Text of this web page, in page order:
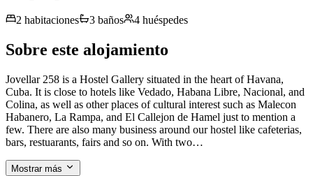
2 habitaciones 3 baños 4 huéspedes
Sobre este alojamiento
Jovellar 258 is a Hostel Gallery situated in the heart of Havana,
Cuba. It is close to hotels like Vedado, Habana Libre, Nacional, and
Colina, as well as other places of cultural interest such as Malecon
Habanero, La Rampa, and El Callejon de Hamel just to mention a
few. There are also many business around our hostel like cafeterias,
bars, restuarants, fairs and so on. With two…
Mostrar más